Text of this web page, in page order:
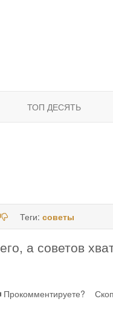
ТОП ДЕСЯТЬ
Теги: советы
а советов
Прокомментируете?